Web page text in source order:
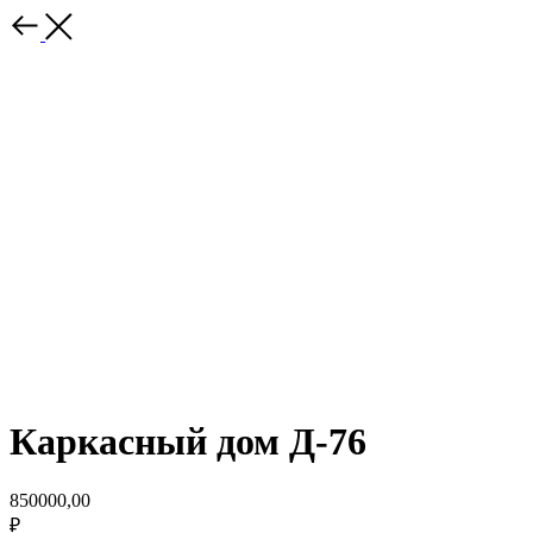
Каркасный дом Д-76
850000,00
₽